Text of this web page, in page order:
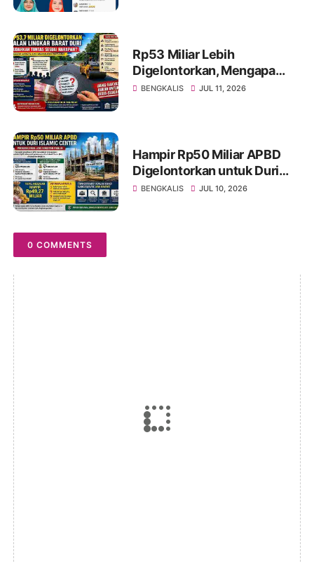
Rp53 Miliar Lebih
Digelontorkan, Mengapa
Jalan Lingkar Barat Duri
BENGKALIS JUL 11, 2026
Hampir Rp50 Miliar APBD
Digelontorkan untuk Duri
Islamic Center, Kondisi
BENGKALIS JUL 10, 2026
0 COMMENTS